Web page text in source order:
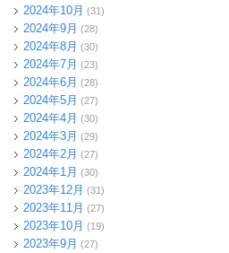
2024年10月 (31)
2024年9月 (28)
2024年8月 (30)
2024年7月 (23)
2024年6月 (28)
2024年5月 (27)
2024年4月 (30)
2024年3月 (29)
2024年2月 (27)
2024年1月 (30)
2023年12月 (31)
2023年11月 (27)
2023年10月 (19)
2023年9月 (27)